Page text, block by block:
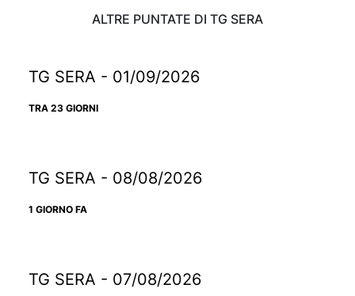
ALTRE PUNTATE DI TG SERA
TG SERA - 01/09/2026
TRA 23 GIORNI
TG SERA - 08/08/2026
1 GIORNO FA
TG SERA - 07/08/2026